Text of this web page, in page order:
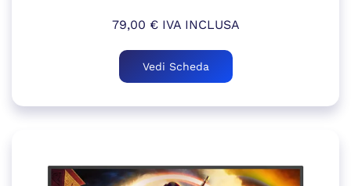
79,00 €IVA INCLUSA
Vedi Scheda